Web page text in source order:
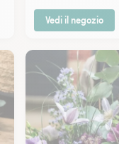
Vedi il negozio